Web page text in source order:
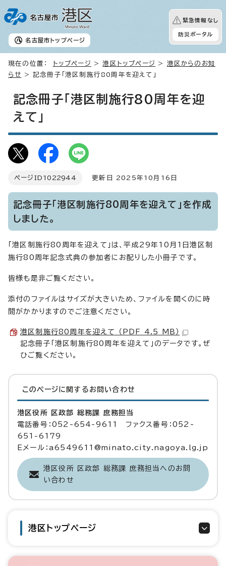
名古屋市 トップページ
緊急情報なし
防災ポータル
現在の位置： トップページ >港区トップページ > 港区からのお知
らせ
> 記念冊子「港区制施行80周年を迎えて」
記念冊子「港区制施行80周年を迎
えて」
ページID 1022944 更新日 2025年10月16日
記念冊子「港区制施行80周年を迎えて」を作成
しました。
「港区制施行80周年を迎えて」は、平成29年10月1日港区制
施行80周年記念式典の参加者にお配りした小冊子です。
皆様も是非ご覧ください。
添付のファイルはサイズが大きいため、ファイルを開くのに時
間がかかりますのでご注意ください。
港区制施行80周年を迎えて （PDF 4.5 MB）
記念冊子「港区制施行80周年を迎えて」のデータです。ぜ
ひご覧ください。
このページに関する お問い合わせ
港区役所 区政部 総務課 庶務担当
電話番号：052-654-9611 ファクス番号：052-
651-6179
Eメール：a6549611@minato.city.nagoya.lg.jp
港区役所 区政部 総務課 庶務担当へのお問
い合わせ
港区トップページ